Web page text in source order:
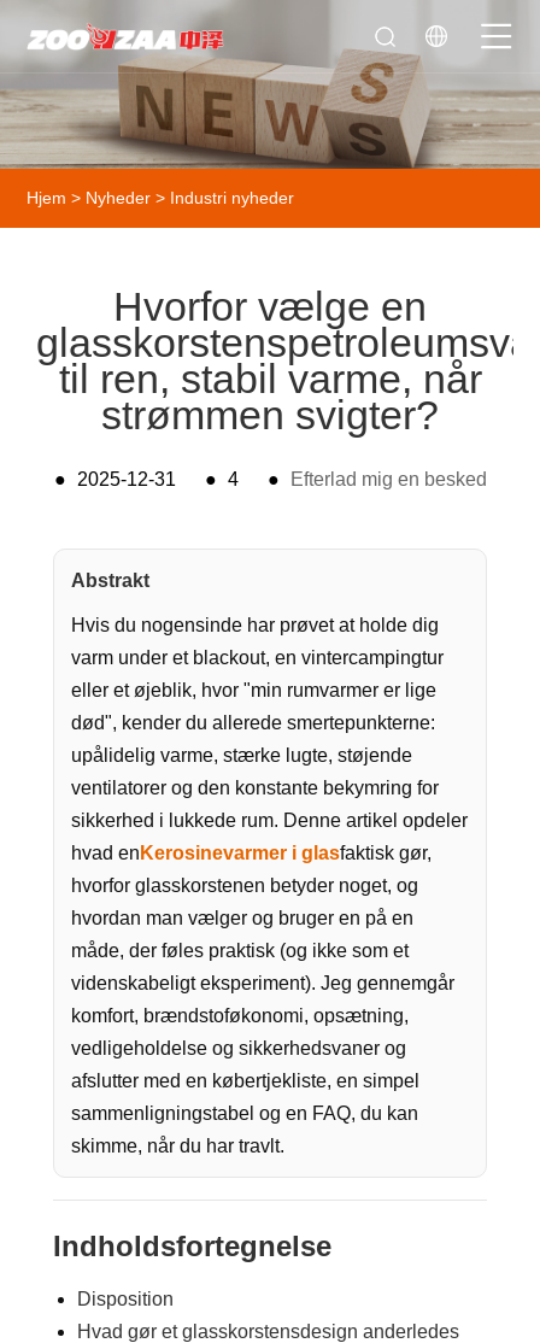
Hjem > Nyheder > Industri nyheder
Hvorfor vælge en
til ren, stabil varme, når
strømmen svigter?
● 2025-12-31 ● 4 ● Efterlad mig en besked
Abstrakt
Hvis du nogensinde har prøvet at holde dig
varm under et blackout, en vintercampingtur
eller et øjeblik, hvor "min rumvarmer er lige
død", kender du allerede smertepunkterne:
upålidelig varme, stærke lugte, støjende
ventilatorer og den konstante bekymring for
sikkerhed i lukkede rum. Denne artikel opdeler
hvad en Kerosinevarmer i glasfaktisk gør,
hvorfor glasskorstenen betyder noget, og
hvordan man vælger og bruger en på en
måde, der føles praktisk (og ikke som et
videnskabeligt eksperiment). Jeg gennemgår
komfort, brændstoføkonomi, opsætning,
vedligeholdelse og sikkerhedsvaner og
afslutter med en købertjekliste, en simpel
sammenligningstabel og en FAQ, du kan
skimme, når du har travlt.
Indholdsfortegnelse
Disposition
Hvad gør et glasskorstensdesign anderledes